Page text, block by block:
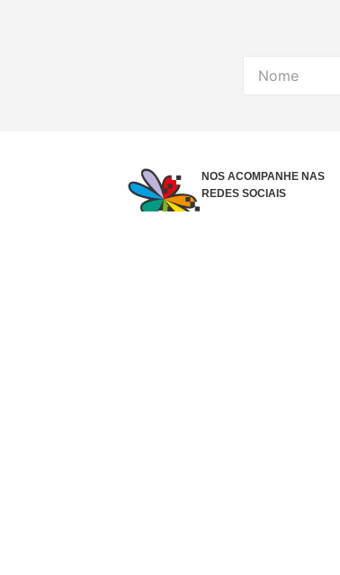
NOS ACOMPANHE NAS
REDES SOCIAIS